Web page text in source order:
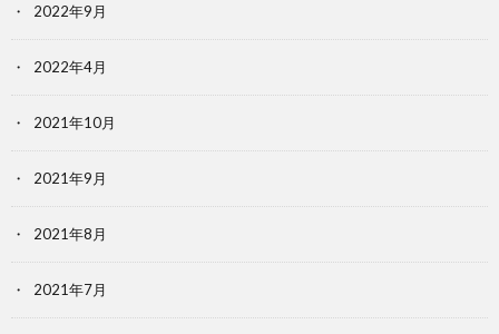
2022年9月
2022年4月
2021年10月
2021年9月
2021年8月
2021年7月